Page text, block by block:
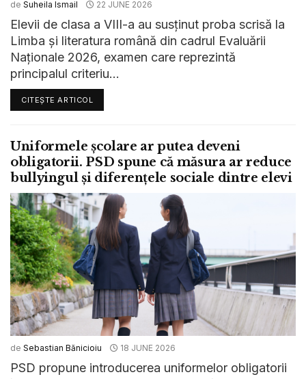
de Suheila Ismail 22 JUNE 2026
Elevii de clasa a VIII-a au susținut proba scrisă la
Limba și literatura română din cadrul Evaluării
Naționale 2026, examen care reprezintă
principalul criteriu...
CITEȘTE ARTICOL
Uniformele școlare ar putea deveni
obligatorii. PSD spune că măsura ar reduce
bullyingul și diferențele sociale dintre elevi
de Sebastian Bănicioiu 18 JUNE 2026
PSD propune introducerea uniformelor obligatorii